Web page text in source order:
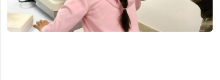
Deportes
Espectáculos